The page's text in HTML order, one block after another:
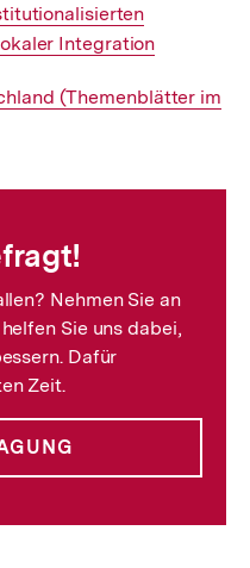
Integration
(Themenblätter im
Nehmen Sie an
Sie uns dabei,
Dafür
Zeit.